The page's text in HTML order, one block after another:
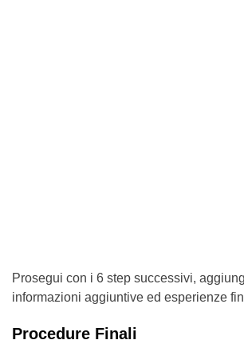
Prosegui con i 6 step successivi,
informazioni aggiuntive ed esperienze
Procedure Finali